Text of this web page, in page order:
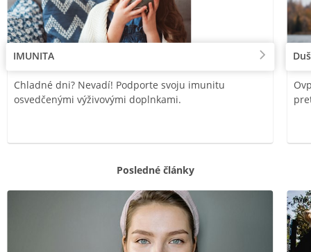
IMUNITA
Chladné dni? Nevadí! Podporte svoju imunitu
osvedčenými výživovými doplnkami.
Posledné články